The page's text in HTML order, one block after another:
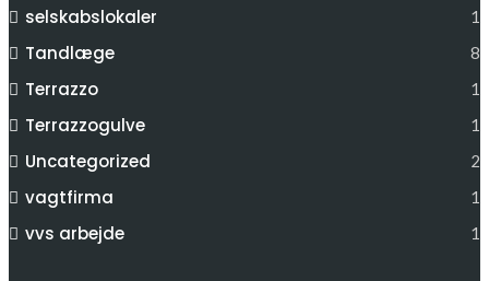
selskabslokaler 1
Tandlæge 8
Terrazzo 1
Terrazzogulve 1
Uncategorized 2
vagtfirma 1
vvs arbejde 1